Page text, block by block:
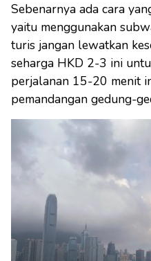
Sebenarnya ada cara
yaitu menggunakan
turis jangan lewatkan
seharga HKD 2-3 ini
perjalanan 15-20 menit
pemandangan gedung-